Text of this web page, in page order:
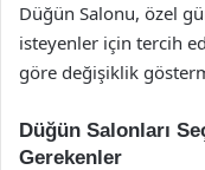
Düğün Salonu, özel
isteyenler için tercih
göre değişiklik
Düğün Salonları
Gerekenler